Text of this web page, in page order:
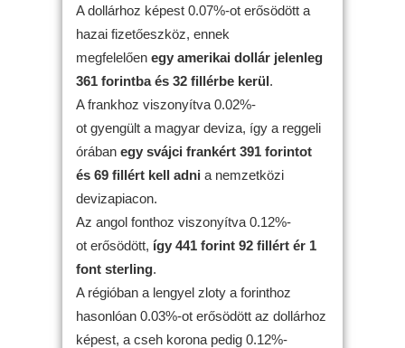
A dollárhoz képest 0.07%-ot erősödött a
hazai fizetőeszköz, ennek
megfelelően egy amerikai dollár jelenleg
361 forintba és 32 fillérbe kerül.
A frankhoz viszonyítva 0.02%-
ot gyengült a magyar deviza, így a reggeli
órában egy svájci frankért 391 forintot
és 69 fillért kell adni a nemzetközi
devizapiacon.
Az angol fonthoz viszonyítva 0.12%-
ot erősödött, így 441 forint 92 fillért ér 1
font sterling.
A régióban a lengyel zloty a forinthoz
hasonlóan 0.03%-ot erősödött az dollárhoz
képest, a cseh korona pedig 0.12%-